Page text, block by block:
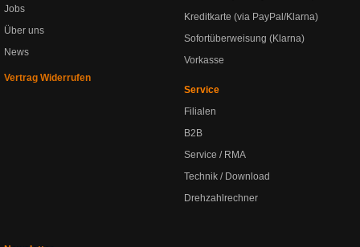
Jobs
Über uns
News
Vertrag Widerrufen
Kreditkarte (via PayPal/Klarna)
Sofortüberweisung (Klarna)
Vorkasse
Service
Filialen
B2B
Service / RMA
Technik / Download
Drehzahlrechner